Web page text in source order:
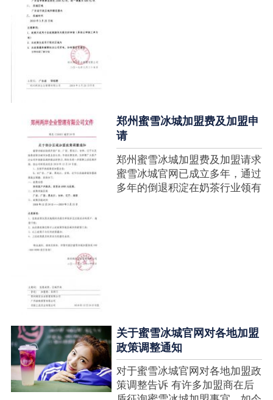
郑州蜜雪冰城加盟费及加盟申
请
郑州蜜雪冰城加盟费及加盟请求
蜜雪冰城官网已成立多年，通过
多年的倒退积淀在奶茶行业领有
关于蜜雪冰城官网对各地加盟
政策调整通知
对于蜜雪冰城官网对各地加盟政
策调整告诉 有许多加盟商在后